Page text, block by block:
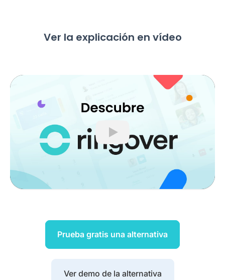
Ver la explicación en vídeo
Play
Prueba gratis una alternativa
Ver demo de la alternativa